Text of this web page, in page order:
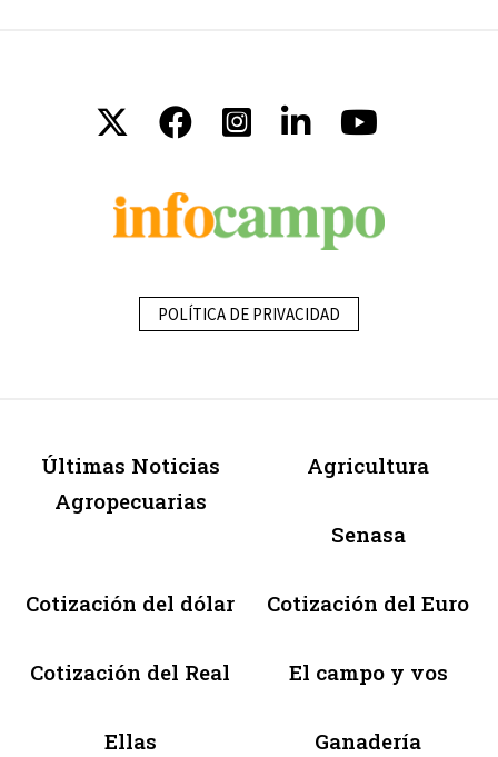
POLÍTICA DE PRIVACIDAD
Últimas Noticias
Agropecuarias
Agricultura
Senasa
Cotización del dólar Cotización del Euro
Cotización del Real El campo y vos
Ellas Ganadería